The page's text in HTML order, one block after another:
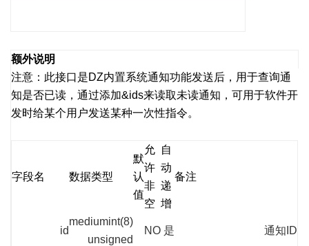
额外说明
注意：此接口是DZ内置系统通知功能发送后，用于查询通
知是否已读，通过添加&ids来读取未读通知，可用于软件开
发时给某个用户发送某种一次性指令。
字段名 数据类型
默
认
值
允
许
非
空
自
动
递
增
备注
id
mediumint(8)
unsigned
NO 是 通知ID